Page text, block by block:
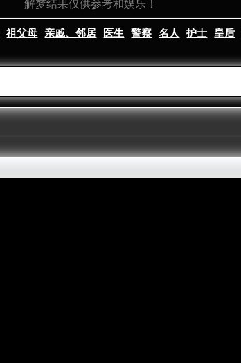
解梦结果仅供参考和娱乐！
祖父母 亲戚、邻居 医生 警察 名人 护士 皇后